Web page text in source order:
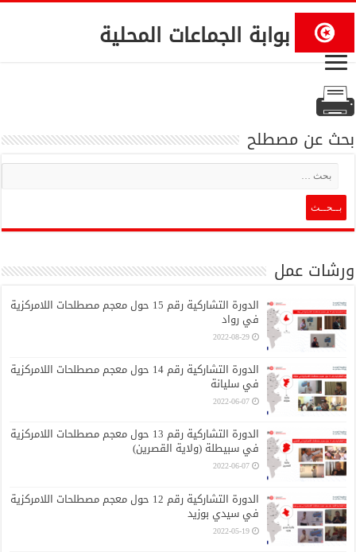
بوابة الجماعات المحلية
بحث عن مصطلح
ورشات عمل
الدورة التشاركية رقم 15 حول معجم مصطلحات اللامركزية
في رواد
2022-08-29
الدورة التشاركية رقم 14 حول معجم مصطلحات اللامركزية
في سليانة
2022-06-07
الدورة التشاركية رقم 13 حول معجم مصطلحات اللامركزية
في سبيطلة (ولاية القصرين)
2022-06-07
الدورة التشاركية رقم 12 حول معجم مصطلحات اللامركزية
في سيدي بوزيد
2022-05-19